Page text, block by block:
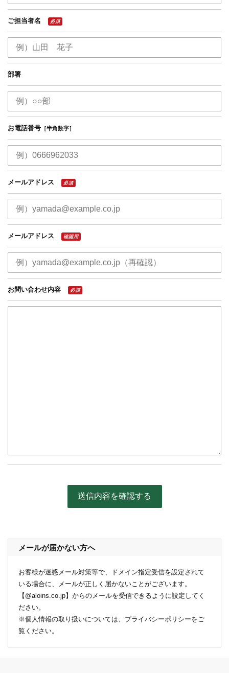
ご担当者名 必須
部署
お電話番号 ［半角数字］
メールアドレス 必須
メールアドレス 確認用
お問い合わせ内容 必須
メールが届かない方へ
お客様が迷惑メール対策等で、ドメイン指定受信を設定されて
いる場合に、メールが正しく届かないことがございます。
【@aloins.co.jp】からのメールを受信できるように設定してく
ださい。
※個人情報の取り扱いについては、 プライバシーポリシーをご
覧ください。